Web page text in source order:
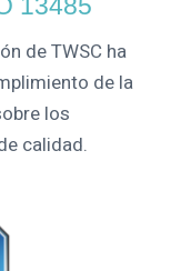
de TWSC ha
de la
los
calidad.